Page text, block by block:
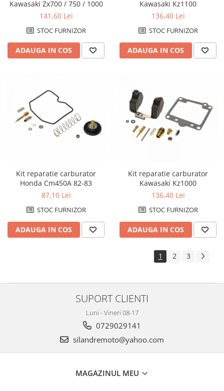
Garnituri / bucata
Kit garnituri
Semeringuri
Pistoane
Segmenti
Siguranta bolt
Prezoane/Suruburi
Chiuloasa
Set motor
Set motor + chiuloase
Sistem alimentare cu combustibil
Carburator complet
Conector alimentare combustibil
Pompa benzina
Kawasaki Zx700 / 750 / 1000
141,60 Lei
STOC FURNIZOR
ADAUGA IN COS
Kawasaki Kz1100
136,40 Lei
STOC FURNIZOR
ADAUGA IN COS
Kit reparatie carburator
Honda Cm450A 82-83
87,10 Lei
STOC FURNIZOR
ADAUGA IN COS
Kit reparatie carburator
Kawasaki Kz1000
136,40 Lei
STOC FURNIZOR
ADAUGA IN COS
1 2 3
SUPORT CLIENTI
Luni - Vineri 08-17
0729029141
silandremoto@yahoo.com
MAGAZINUL MEU